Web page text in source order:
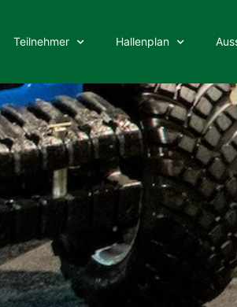
Teilnehmer Hallenplan